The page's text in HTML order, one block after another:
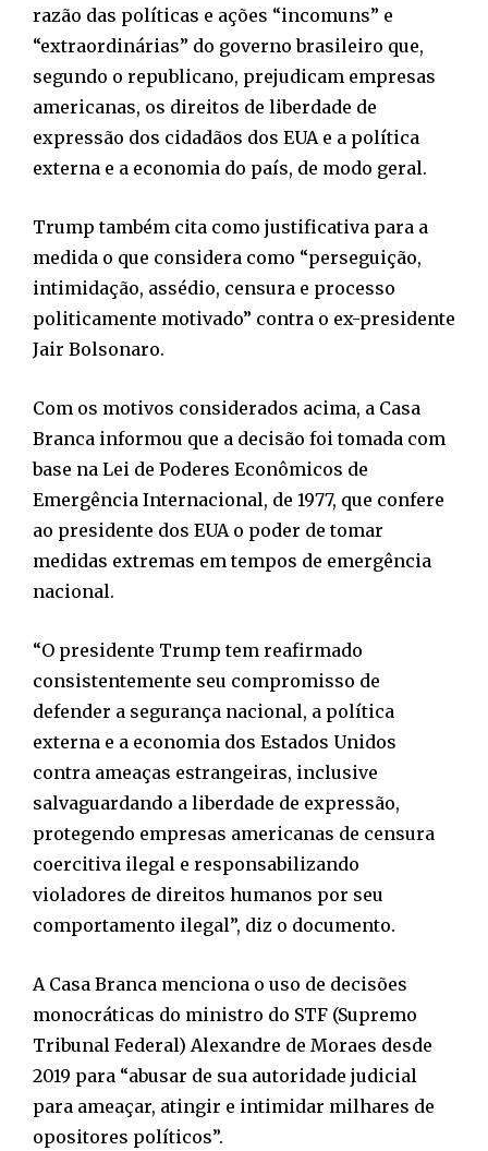
razão das políticas e ações “incomuns” e
“extraordinárias” do governo brasileiro que,
segundo o republicano, prejudicam empresas
americanas, os direitos de liberdade de
expressão dos cidadãos dos EUA e a política
externa e a economia do país, de modo geral.
Trump também cita como justificativa para a
medida o que considera como “perseguição,
intimidação, assédio, censura e processo
politicamente motivado” contra o ex-presidente
Jair Bolsonaro.
Com os motivos considerados acima, a Casa
Branca informou que a decisão foi tomada com
base na Lei de Poderes Econômicos de
Emergência Internacional, de 1977, que confere
ao presidente dos EUA o poder de tomar
medidas extremas em tempos de emergência
nacional.
“O presidente Trump tem reafirmado
consistentemente seu compromisso de
defender a segurança nacional, a política
externa e a economia dos Estados Unidos
contra ameaças estrangeiras, inclusive
salvaguardando a liberdade de expressão,
protegendo empresas americanas de censura
coercitiva ilegal e responsabilizando
violadores de direitos humanos por seu
comportamento ilegal”, diz o documento.
A Casa Branca menciona o uso de decisões
monocráticas do ministro do STF (Supremo
Tribunal Federal) Alexandre de Moraes desde
2019 para “abusar de sua autoridade judicial
para ameaçar, atingir e intimidar milhares de
opositores políticos”.